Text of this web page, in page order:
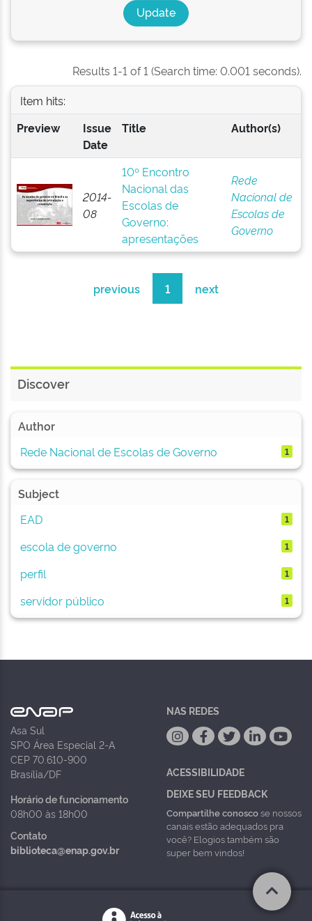
Results 1-1 of 1 (Search time: 0.001 seconds).
Item hits:
Preview
Issue
Date
Title Author(s)
2014-
08
10º Encontro
Nacional das
Escolas de
Governo:
apresentações
Rede
Nacional de
Escolas de
Governo
previous 1 next
Discover
Author
Rede Nacional de Escolas de Governo
1
Subject
EAD
1
escola de governo 1
perfil 1
servidor público 1
Asa Sul
SPO Área Especial 2-A
CEP 70.610-900
Brasília/DF
Horário de funcionamento
08h00 às 18h00
Contato
biblioteca@enap.gov.br
NAS REDES
ACESSIBILIDADE
DEIXE SEU FEEDBACK
Compartilhe conoscose nossos
canais estão adequados pra
você? Elogios também são
super bem vindos!